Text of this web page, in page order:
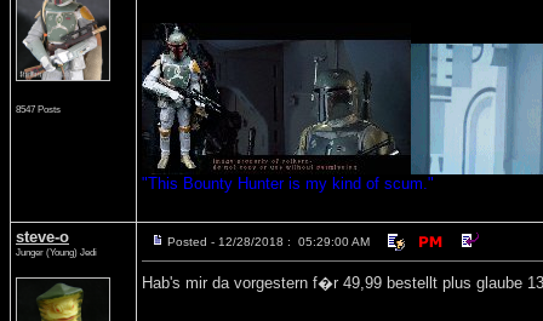
8547 Posts
"This Bounty Hunter is my kind of scum."
steve-o
Junger (Young) Jedi
Posted - 12/28/2018 : 05:29:00 AM
Hab's mir da vorgestern f�r 49,99 bestellt plus glaube